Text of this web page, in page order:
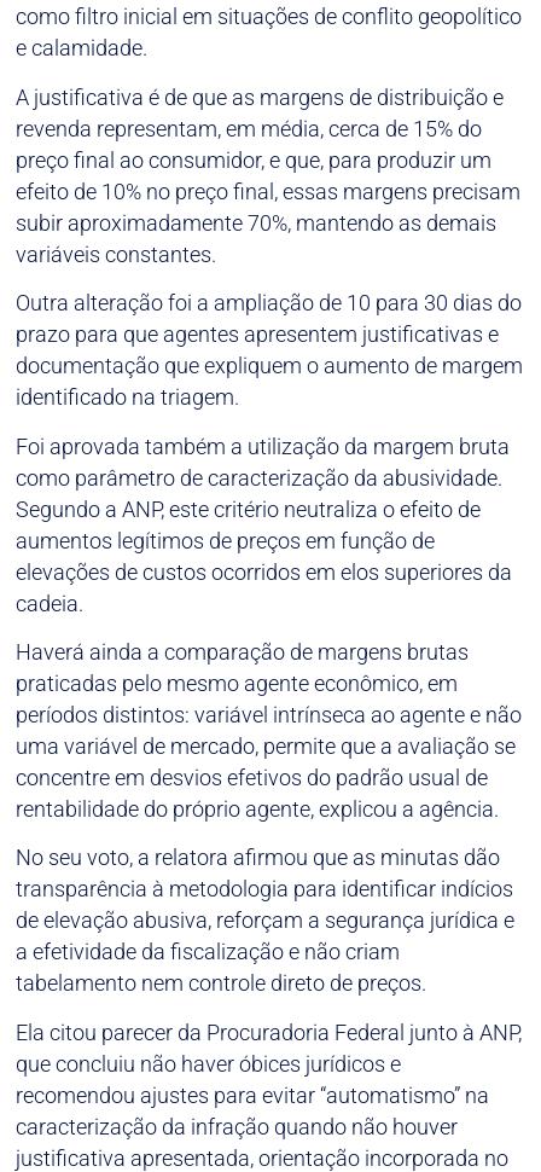
como filtro inicial em situações de conflito geopolítico
e calamidade.
A justificativa é de que as margens de distribuição e
revenda representam, em média, cerca de 15% do
preço final ao consumidor, e que, para produzir um
efeito de 10% no preço final, essas margens precisam
subir aproximadamente 70%, mantendo as demais
variáveis constantes.
Outra alteração foi a ampliação de 10 para 30 dias do
prazo para que agentes apresentem justificativas e
documentação que expliquem o aumento de margem
identificado na triagem.
Foi aprovada também a utilização da margem bruta
como parâmetro de caracterização da abusividade.
Segundo a ANP, este critério neutraliza o efeito de
aumentos legítimos de preços em função de
elevações de custos ocorridos em elos superiores da
cadeia.
Haverá ainda a comparação de margens brutas
praticadas pelo mesmo agente econômico, em
períodos distintos: variável intrínseca ao agente e não
uma variável de mercado, permite que a avaliação se
concentre em desvios efetivos do padrão usual de
rentabilidade do próprio agente, explicou a agência.
No seu voto, a relatora afirmou que as minutas dão
transparência à metodologia para identificar indícios
de elevação abusiva, reforçam a segurança jurídica e
a efetividade da fiscalização e não criam
tabelamento nem controle direto de preços.
Ela citou parecer da Procuradoria Federal junto à ANP,
que concluiu não haver óbices jurídicos e
recomendou ajustes para evitar “automatismo” na
caracterização da infração quando não houver
justificativa apresentada, orientação incorporada no